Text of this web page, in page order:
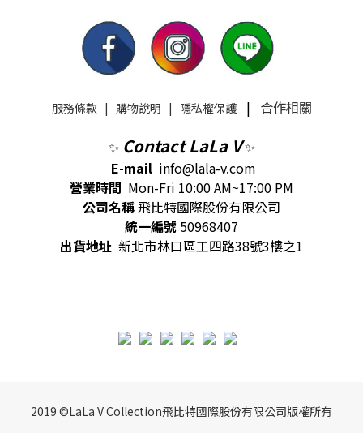
服務條款| 購物說明 | 隱私權保護| 合作相關
✨ Contact LaLa V✨
E-mail info@lala-v.com
營業時間 Mon-Fri 10:00 AM~17:00 PM
公司名稱飛比特國際股份有限公司
統一編號 50968407
出貨地址 新北市林口區工四路38號3樓之1
2019 ©LaLa V Collection飛比特國際股份有限公司版權所有